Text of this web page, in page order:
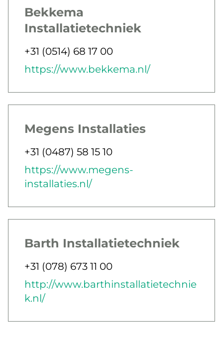
Bekkema
Installatietechniek
Jobbar som
Telefon
+31 (0514) 68 17 00
E-post
Webb
https://www.bekkema.nl/
Megens Installaties
Jobbar som
Telefon
+31 (0487) 58 15 10
E-post
Webb
https://www.megens-
installaties.nl/
Barth Installatietechniek
Jobbar som
Telefon
+31 (078) 673 11 00
E-post
Webb
http://www.barthinstallatietechnie
k.nl/